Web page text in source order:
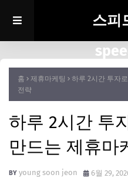
스피
홈 제휴마케팅
하루 2시간 투자
전략
하루 2시간 투
만드는 제휴마
young soon jeon 6월 29,